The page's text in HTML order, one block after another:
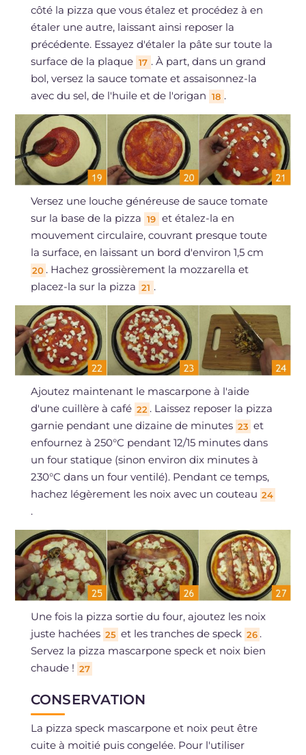
côté la pizza que vous étalez et procédez à en
étaler une autre, laissant ainsi reposer la
précédente. Essayez d'étaler la pâte sur toute la
surface de la plaque 17 . À part, dans un grand
bol, versez la sauce tomate et assaisonnez-la
avec du sel, de l'huile et de l'origan 18 .
Versez une louche généreuse de sauce tomate
sur la base de la pizza 19 et étalez-la en
mouvement circulaire, couvrant presque toute
la surface, en laissant un bord d'environ 1,5 cm
20 . Hachez grossièrement la mozzarella et
placez-la sur la pizza 21 .
Ajoutez maintenant le mascarpone à l'aide
d'une cuillère à café 22 . Laissez reposer la pizza
garnie pendant une dizaine de minutes 23 et
enfournez à 250°C pendant 12/15 minutes dans
un four statique (sinon environ dix minutes à
230°C dans un four ventilé). Pendant ce temps,
hachez légèrement les noix avec un couteau 24
.
Une fois la pizza sortie du four, ajoutez les noix
juste hachées 25 et les tranches de speck 26 .
Servez la pizza mascarpone speck et noix bien
chaude ! 27
CONSERVATION
La pizza speck mascarpone et noix peut être
cuite à moitié puis congelée. Pour l'utiliser